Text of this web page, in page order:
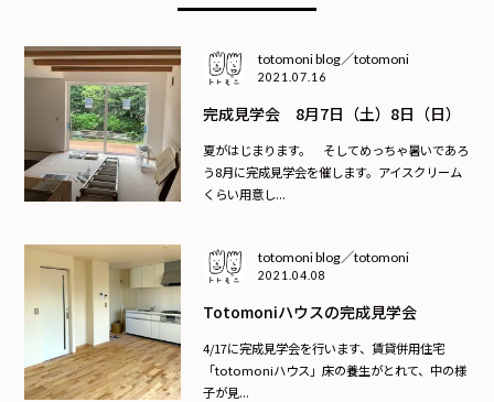
totomoni blog／totomoni
2021.07.16
完成見学会 8月7日（土）8日（日）
夏がはじまります。 そしてめっちゃ暑いであろ
う8月に完成見学会を催します。アイスクリーム
くらい用意し...
totomoni blog／totomoni
2021.04.08
Totomoniハウスの完成見学会
4/17に完成見学会を行います、賃貸併用住宅
「totomoniハウス」床の養生がとれて、中の様
子が見...